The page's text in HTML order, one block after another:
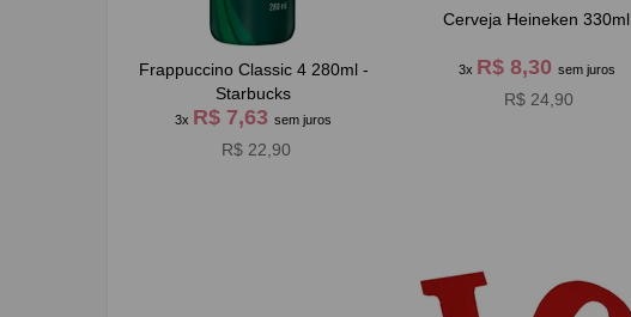
Frappuccino Classic 4 280ml -
Starbucks
3x R$ 7,63sem juros
R$ 22,90
Cerveja Heineken 330ml
3x R$ 8,30 sem juros
R$ 24,90